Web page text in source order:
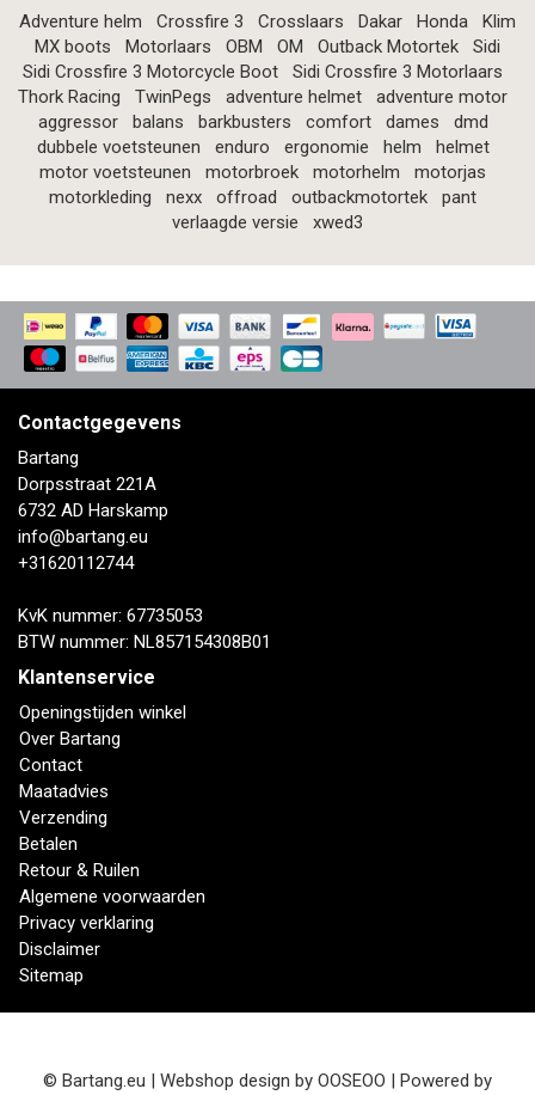
Adventure helm Crossfire 3 Crosslaars Dakar Honda
Klim
MX boots
Motorlaars OBM OM Outback Motortek
Sidi
Sidi Crossfire 3 Motorcycle Boot
Sidi Crossfire 3 Motorlaars
Thork Racing
TwinPegs adventure helmet
adventure motor
aggressor
balans barkbusters comfort dames
dmd
dubbele voetsteunen
enduro ergonomie helm
helmet
motor voetsteunen
motorbroek motorhelm
motorjas
motorkleding
nexx offroad outbackmotortek
pant
verlaagde versie
xwed3
Contactgegevens
Bartang
Dorpsstraat 221A
6732 AD Harskamp
info@bartang.eu
+31620112744
KvK nummer: 67735053
BTW nummer: NL857154308B01
Klantenservice
Openingstijden winkel
Over Bartang
Contact
Maatadvies
Verzending
Betalen
Retour & Ruilen
Algemene voorwaarden
Privacy verklaring
Disclaimer
Sitemap
© Bartang.eu | Webshop design by OOSEOO | Powered by